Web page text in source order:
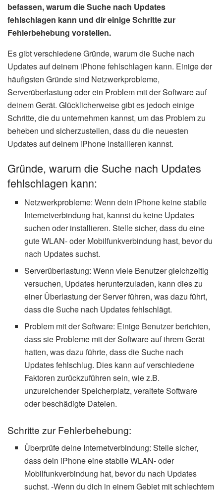
befassen, warum die Suche nach Updates
fehlschlagen kann und dir einige Schritte zur
Fehlerbehebung vorstellen.
Es gibt verschiedene Gründe, warum die Suche nach
Updates auf deinem iPhone fehlschlagen kann. Einige der
häufigsten Gründe sind Netzwerkprobleme,
Serverüberlastung oder ein Problem mit der Software auf
deinem Gerät. Glücklicherweise gibt es jedoch einige
Schritte, die du unternehmen kannst, um das Problem zu
beheben und sicherzustellen, dass du die neuesten
Updates auf deinem iPhone installieren kannst.
Gründe, warum die Suche nach Updates
fehlschlagen kann:
Netzwerkprobleme: Wenn dein iPhone keine stabile
Internetverbindung hat, kannst du keine Updates
suchen oder installieren. Stelle sicher, dass du eine
gute WLAN- oder Mobilfunkverbindung hast, bevor du
nach Updates suchst.
Serverüberlastung: Wenn viele Benutzer gleichzeitig
versuchen, Updates herunterzuladen, kann dies zu
einer Überlastung der Server führen, was dazu führt,
dass die Suche nach Updates fehlschlägt.
Problem mit der Software: Einige Benutzer berichten,
dass sie Probleme mit der Software auf ihrem Gerät
hatten, was dazu führte, dass die Suche nach
Updates fehlschlug. Dies kann auf verschiedene
Faktoren zurückzuführen sein, wie z.B.
unzureichender Speicherplatz, veraltete Software
oder beschädigte Dateien.
Schritte zur Fehlerbehebung:
Überprüfe deine Internetverbindung: Stelle sicher,
dass dein iPhone eine stabile WLAN- oder
Mobilfunkverbindung hat, bevor du nach Updates
suchst. -Wenn du dich in einem Gebiet mit schlechtem